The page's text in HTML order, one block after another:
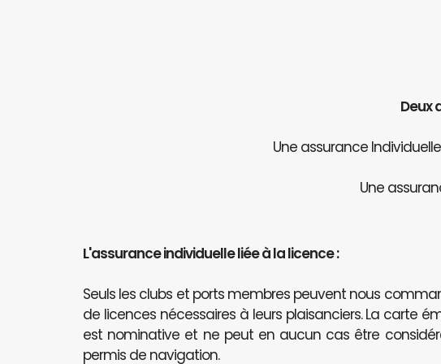
Deux
Une assurance
Une
L'assurance individuelle liée à la licence :
Seuls les clubs et ports membres peuvent nous
de licences nécessaires à leurs plaisanciers. La carte
est nominative et ne peut en aucun cas être
permis de navigation.